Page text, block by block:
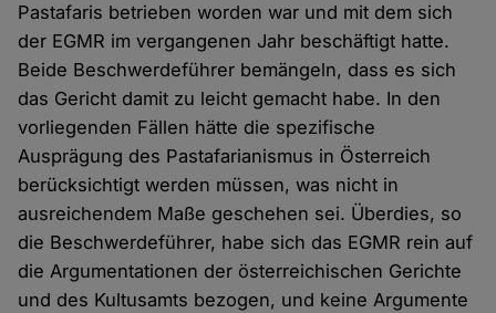
Pastafaris betrieben worden war und mit dem sich
der EGMR im vergangenen Jahr beschäftigt hatte.
Beide Beschwerdeführer bemängeln, dass es sich
das Gericht damit zu leicht gemacht habe. In den
vorliegenden Fällen hätte die spezifische
Ausprägung des Pastafarianismus in Österreich
berücksichtigt werden müssen, was nicht in
ausreichendem Maße geschehen sei. Überdies, so
die Beschwerdeführer, habe sich das EGMR rein auf
die Argumentationen der österreichischen Gerichte
und des Kultusamts bezogen, und keine Argumente